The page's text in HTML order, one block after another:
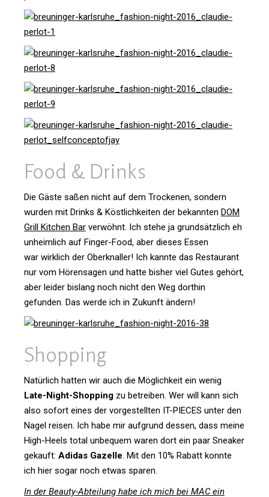
Food & Drinks
Die Gäste saßen nicht auf dem Tro­ckenen, son­dern
wurden mit Drinks & Köst­lich­keiten der bekannten DOM
Grill Kit­chen Bar ver­wöhnt. Ich stehe ja grund­sätz­lich eh
unheim­lich auf Finger-Food, aber dieses Essen
war wirk­lich der Ober­knaller! Ich kannte das Restau­rant
nur vom Hören­sagen und hatte bisher viel Gutes gehört,
aber leider bis­lang noch nicht den Weg dorthin
gefunden. Das werde ich in Zukunft ändern!
Shop­ping
Natür­lich hatten wir auch die Mög­lich­keit ein wenig
Late-Night-Shop­ping zu betreiben. Wer will kann sich
also sofort eines der vor­ge­stellten IT-PIECES unter den
Nagel reisen. Ich habe mir auf­grund dessen, dass meine
High-Heels total unbe­quem waren dort ein paar Sneaker
gekauft: Adidas Gazelle. Mit den 10% Rabatt konnte
ich hier sogar noch etwas sparen.
In der Beauty-Abtei­lung habe ich mich bei MAC ein